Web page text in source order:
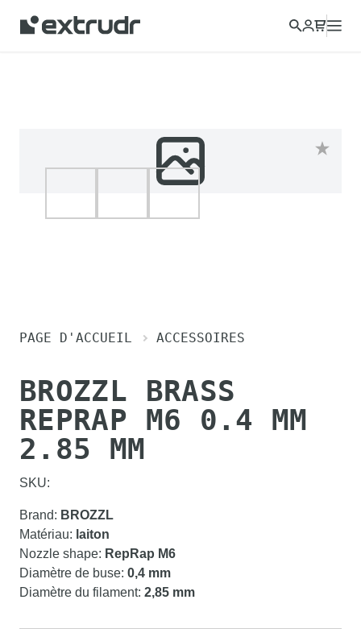
PAGE D'ACCUEIL ACCESSOIRES
BROZZL BRASS
REPRAP M6 0.4 MM
2.85 MM
SKU:
Brand: BROZZL
Matériau: laiton
Nozzle shape: RepRap M6
Diamètre de buse: 0,4 mm
Diamètre du filament: 2,85 mm